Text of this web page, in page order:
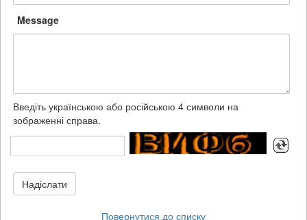
Message
Введіть українською або російською 4 символи на
зображенні справа.
Надіслати
Повернутися до списку